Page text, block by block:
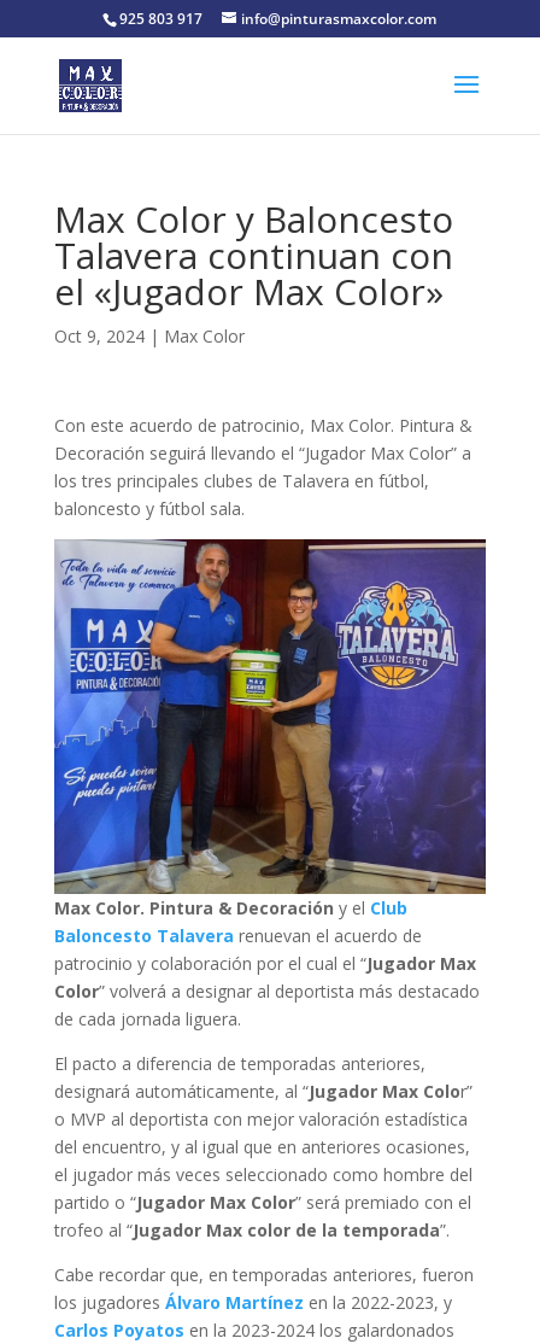
925 803 917 info@pinturasmaxcolor.com
Max Color y Baloncesto
Talavera continuan con
el «Jugador Max Color»
Oct 9, 2024| Max Color
Con este acuerdo de patrocinio, Max Color. Pintura &
Decoración seguirá llevando el “Jugador Max Color” a
los tres principales clubes de Talavera en fútbol,
baloncesto y fútbol sala.
Max Color. Pintura & Decoración y el Club
Baloncesto Talavera renuevan el acuerdo de
patrocinio y colaboración por el cual el “Jugador Max
Color” volverá a designar al deportista más destacado
de cada jornada liguera.
El pacto a diferencia de temporadas anteriores,
designará automáticamente, al “Jugador Max Color”
o MVP al deportista con mejor valoración estadística
del encuentro, y al igual que en anteriores ocasiones,
el jugador más veces seleccionado como hombre del
partido o “Jugador Max Color” será premiado con el
trofeo al “Jugador Max color de la temporada”.
Cabe recordar que, en temporadas anteriores, fueron
los jugadores Álvaro Martínez en la 2022-2023, y
Carlos Poyatos en la 2023-2024 los galardonados